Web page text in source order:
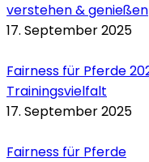
verstehen & genießen
17. September 2025
Fairness für Pferde
Trainingsvielfalt
17. September 2025
Fairness für Pferde